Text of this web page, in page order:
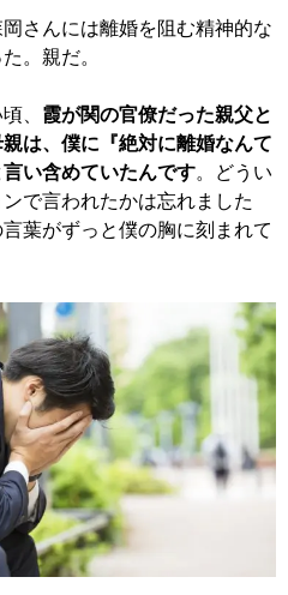
さんには離婚を阻む精神的な
。親だ。
、 霞が関の官僚だった親父と
は、僕に『絶対に離婚なんて
い含めていたんです。どうい
で言われたかは忘れました
葉がずっと僕の胸に刻まれて